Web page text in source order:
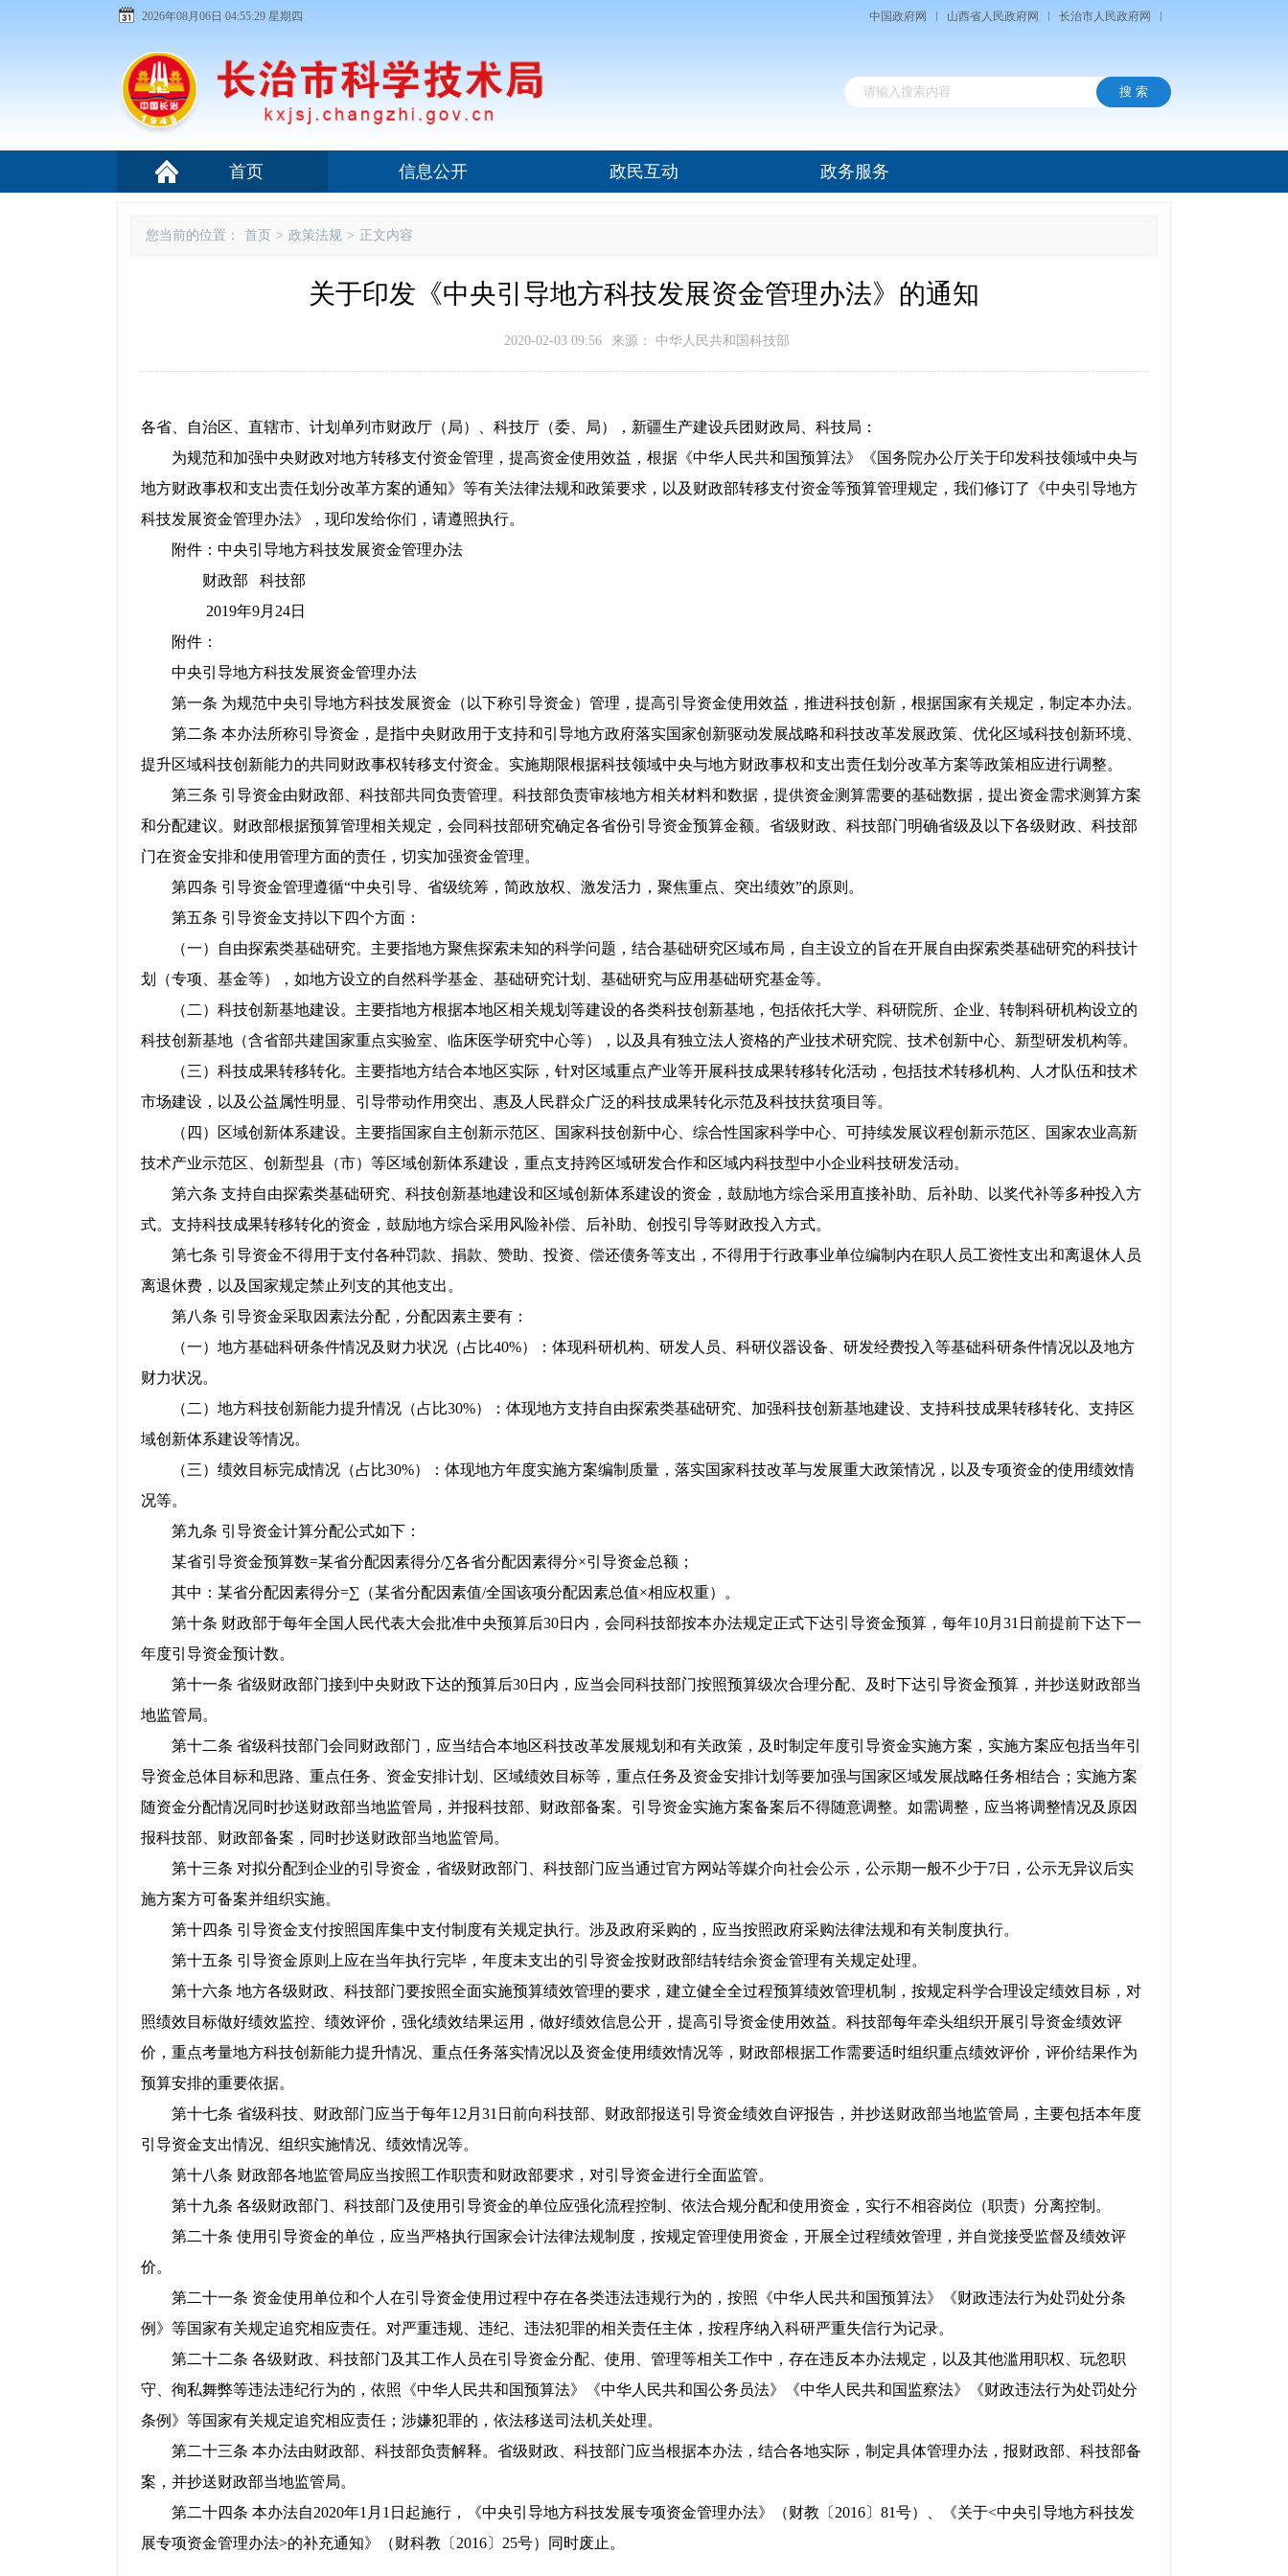
2026年08月06日 04:55:29 星期四 中国政府网 山西省人民政府网 长治市人民政府网
首页 信息公开 政民互动 政务服务
您当前的位置： 首页 > 政策法规 > 正文内容
关于印发《中央引导地方科技发展资金管理办法》的通知
2020-02-03 09:56 来源： 中华人民共和国科技部
各省、自治区、直辖市、计划单列市财政厅（局）、科技厅（委、局），新疆生产建设兵团财政局、科技局：
为规范和加强中央财政对地方转移支付资金管理，提高资金使用效益，根据《中华人民共和国预算法》《国务院办公厅关于印发科技领域中央与
地方财政事权和支出责任划分改革方案的通知》等有关法律法规和政策要求，以及财政部转移支付资金等预算管理规定，我们修订了《中央引导地方
科技发展资金管理办法》，现印发给你们，请遵照执行。
附件：中央引导地方科技发展资金管理办法
财政部 科技部
2019年9月24日
附件：
中央引导地方科技发展资金管理办法
第一条 为规范中央引导地方科技发展资金（以下称引导资金）管理，提高引导资金使用效益，推进科技创新，根据国家有关规定，制定本办法。
第二条 本办法所称引导资金，是指中央财政用于支持和引导地方政府落实国家创新驱动发展战略和科技改革发展政策、优化区域科技创新环境、
提升区域科技创新能力的共同财政事权转移支付资金。实施期限根据科技领域中央与地方财政事权和支出责任划分改革方案等政策相应进行调整。
第三条 引导资金由财政部、科技部共同负责管理。科技部负责审核地方相关材料和数据，提供资金测算需要的基础数据，提出资金需求测算方案
和分配建议。财政部根据预算管理相关规定，会同科技部研究确定各省份引导资金预算金额。省级财政、科技部门明确省级及以下各级财政、科技部
门在资金安排和使用管理方面的责任，切实加强资金管理。
第四条 引导资金管理遵循“中央引导、省级统筹，简政放权、激发活力，聚焦重点、突出绩效”的原则。
第五条 引导资金支持以下四个方面：
（一）自由探索类基础研究。主要指地方聚焦探索未知的科学问题，结合基础研究区域布局，自主设立的旨在开展自由探索类基础研究的科技计
划（专项、基金等），如地方设立的自然科学基金、基础研究计划、基础研究与应用基础研究基金等。
（二）科技创新基地建设。主要指地方根据本地区相关规划等建设的各类科技创新基地，包括依托大学、科研院所、企业、转制科研机构设立的
科技创新基地（含省部共建国家重点实验室、临床医学研究中心等），以及具有独立法人资格的产业技术研究院、技术创新中心、新型研发机构等。
（三）科技成果转移转化。主要指地方结合本地区实际，针对区域重点产业等开展科技成果转移转化活动，包括技术转移机构、人才队伍和技术
市场建设，以及公益属性明显、引导带动作用突出、惠及人民群众广泛的科技成果转化示范及科技扶贫项目等。
（四）区域创新体系建设。主要指国家自主创新示范区、国家科技创新中心、综合性国家科学中心、可持续发展议程创新示范区、国家农业高新
技术产业示范区、创新型县（市）等区域创新体系建设，重点支持跨区域研发合作和区域内科技型中小企业科技研发活动。
第六条 支持自由探索类基础研究、科技创新基地建设和区域创新体系建设的资金，鼓励地方综合采用直接补助、后补助、以奖代补等多种投入方
式。支持科技成果转移转化的资金，鼓励地方综合采用风险补偿、后补助、创投引导等财政投入方式。
第七条 引导资金不得用于支付各种罚款、捐款、赞助、投资、偿还债务等支出，不得用于行政事业单位编制内在职人员工资性支出和离退休人员
离退休费，以及国家规定禁止列支的其他支出。
第八条 引导资金采取因素法分配，分配因素主要有：
（一）地方基础科研条件情况及财力状况（占比40%）：体现科研机构、研发人员、科研仪器设备、研发经费投入等基础科研条件情况以及地方
财力状况。
（二）地方科技创新能力提升情况（占比30%）：体现地方支持自由探索类基础研究、加强科技创新基地建设、支持科技成果转移转化、支持区
域创新体系建设等情况。
（三）绩效目标完成情况（占比30%）：体现地方年度实施方案编制质量，落实国家科技改革与发展重大政策情况，以及专项资金的使用绩效情
况等。
第九条 引导资金计算分配公式如下：
某省引导资金预算数=某省分配因素得分/∑各省分配因素得分×引导资金总额；
其中：某省分配因素得分=∑（某省分配因素值/全国该项分配因素总值×相应权重）。
第十条 财政部于每年全国人民代表大会批准中央预算后30日内，会同科技部按本办法规定正式下达引导资金预算，每年10月31日前提前下达下一
年度引导资金预计数。
第十一条 省级财政部门接到中央财政下达的预算后30日内，应当会同科技部门按照预算级次合理分配、及时下达引导资金预算，并抄送财政部当
地监管局。
第十二条 省级科技部门会同财政部门，应当结合本地区科技改革发展规划和有关政策，及时制定年度引导资金实施方案，实施方案应包括当年引
导资金总体目标和思路、重点任务、资金安排计划、区域绩效目标等，重点任务及资金安排计划等要加强与国家区域发展战略任务相结合；实施方案
随资金分配情况同时抄送财政部当地监管局，并报科技部、财政部备案。引导资金实施方案备案后不得随意调整。如需调整，应当将调整情况及原因
报科技部、财政部备案，同时抄送财政部当地监管局。
第十三条 对拟分配到企业的引导资金，省级财政部门、科技部门应当通过官方网站等媒介向社会公示，公示期一般不少于7日，公示无异议后实
施方案方可备案并组织实施。
第十四条 引导资金支付按照国库集中支付制度有关规定执行。涉及政府采购的，应当按照政府采购法律法规和有关制度执行。
第十五条 引导资金原则上应在当年执行完毕，年度未支出的引导资金按财政部结转结余资金管理有关规定处理。
第十六条 地方各级财政、科技部门要按照全面实施预算绩效管理的要求，建立健全全过程预算绩效管理机制，按规定科学合理设定绩效目标，对
照绩效目标做好绩效监控、绩效评价，强化绩效结果运用，做好绩效信息公开，提高引导资金使用效益。科技部每年牵头组织开展引导资金绩效评
价，重点考量地方科技创新能力提升情况、重点任务落实情况以及资金使用绩效情况等，财政部根据工作需要适时组织重点绩效评价，评价结果作为
预算安排的重要依据。
第十七条 省级科技、财政部门应当于每年12月31日前向科技部、财政部报送引导资金绩效自评报告，并抄送财政部当地监管局，主要包括本年度
引导资金支出情况、组织实施情况、绩效情况等。
第十八条 财政部各地监管局应当按照工作职责和财政部要求，对引导资金进行全面监管。
第十九条 各级财政部门、科技部门及使用引导资金的单位应强化流程控制、依法合规分配和使用资金，实行不相容岗位（职责）分离控制。
第二十条 使用引导资金的单位，应当严格执行国家会计法律法规制度，按规定管理使用资金，开展全过程绩效管理，并自觉接受监督及绩效评
价。
第二十一条 资金使用单位和个人在引导资金使用过程中存在各类违法违规行为的，按照《中华人民共和国预算法》《财政违法行为处罚处分条
例》等国家有关规定追究相应责任。对严重违规、违纪、违法犯罪的相关责任主体，按程序纳入科研严重失信行为记录。
第二十二条 各级财政、科技部门及其工作人员在引导资金分配、使用、管理等相关工作中，存在违反本办法规定，以及其他滥用职权、玩忽职
守、徇私舞弊等违法违纪行为的，依照《中华人民共和国预算法》《中华人民共和国公务员法》《中华人民共和国监察法》《财政违法行为处罚处分
条例》等国家有关规定追究相应责任；涉嫌犯罪的，依法移送司法机关处理。
第二十三条 本办法由财政部、科技部负责解释。省级财政、科技部门应当根据本办法，结合各地实际，制定具体管理办法，报财政部、科技部备
案，并抄送财政部当地监管局。
第二十四条 本办法自2020年1月1日起施行，《中央引导地方科技发展专项资金管理办法》（财教〔2016〕81号）、《关于<中央引导地方科技发
展专项资金管理办法>的补充通知》（财科教〔2016〕25号）同时废止。